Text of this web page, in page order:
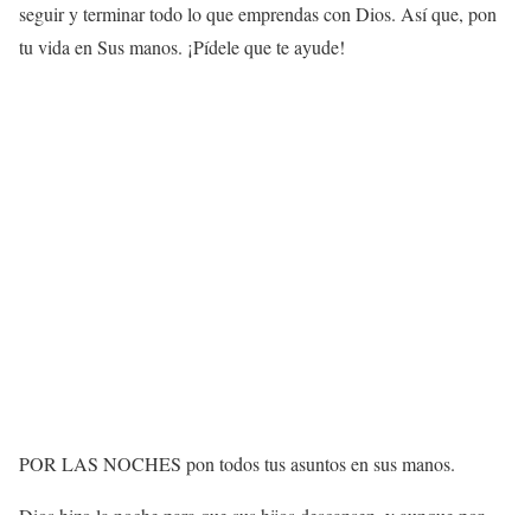
seguir y terminar todo lo que emprendas con Dios. Así que, pon
tu vida en Sus manos. ¡Pídele que te ayude!
POR LAS NOCHES pon todos tus asuntos en sus manos.